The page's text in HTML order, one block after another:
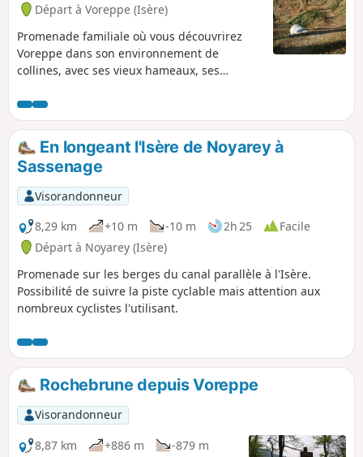
par de nombreux cyclistes.
Départ à Voreppe (Isère)
Promenade familiale où vous découvrirez
Voreppe dans son environnement de
collines, avec ses vieux hameaux, ses
monastère des Clarisses. Sentier n°1 des
"Sentiers de Chartreuse Occidentale" Ce
sentier présente néanmoins des risques
propres aux sentiers de montagne et
forestiers ( chute de branches et
débordement de la Roize au pas Japonais,...).
En longeant l'Isère de Noyarey à
Sassenage
Visorandonneur
8,29 km
+10 m -10 m 2h 25
Facile
Départ à Noyarey (Isère)
Promenade sur les berges du canal parallèle à l'Isère.
Possibilité de suivre la piste cyclable mais attention aux
nombreux cyclistes l'utilisant.
Rochebrune depuis Voreppe
Visorandonneur
8,87 km
+886 m
-879 m